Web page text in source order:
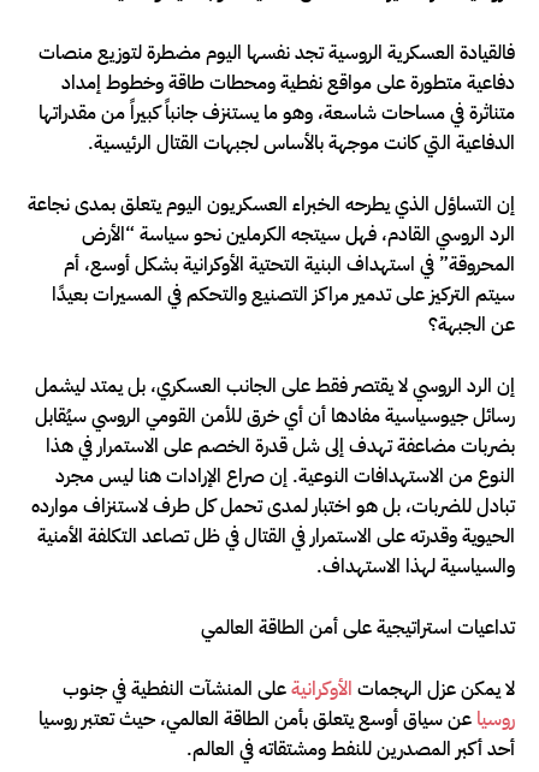
فالقيادة العسكرية الروسية تجد نفسها اليوم مضطرة لتوزيع منصات
دفاعية متطورة على مواقع نفطية ومحطات طاقة وخطوط إمداد
متناثرة في مساحات شاسعة، وهو ما يستنزف جانباً كبيراً من مقدراتها
الدفاعية التي كانت موجهة بالأساس لجبهات القتال الرئيسية.
إن التساؤل الذي يطرحه الخبراء العسكريون اليوم يتعلق بمدى نجاعة
الرد الروسي القادم، فهل سيتجه الكرملين نحو سياسة “الأرض
المحروقة” في استهداف البنية التحتية الأوكرانية بشكل أوسع، أم
سيتم التركيز على تدمير مراكز التصنيع والتحكم في المسيرات بعيدًا
عن الجبهة؟
إن الرد الروسي لا يقتصر فقط على الجانب العسكري، بل يمتد ليشمل
رسائل جيوسياسية مفادها أن أي خرق للأمن القومي الروسي سيُقابل
بضربات مضاعفة تهدف إلى شل قدرة الخصم على الاستمرار في هذا
النوع من الاستهدافات النوعية. إن صراع الإرادات هنا ليس مجرد
تبادل للضربات، بل هو اختبار لمدى تحمل كل طرف لاستنزاف موارده
الحيوية وقدرته على الاستمرار في القتال في ظل تصاعد التكلفة الأمنية
والسياسية لهذا الاستهداف.
تداعيات استراتيجية على أمن الطاقة العالمي
لا يمكن عزل الهجمات الأوكرانيةعلى المنشآت النفطية في جنوب
روسيا عن سياق أوسع يتعلق بأمن الطاقة العالمي، حيث تعتبر روسيا
أحد أكبر المصدرين للنفط ومشتقاته في العالم.